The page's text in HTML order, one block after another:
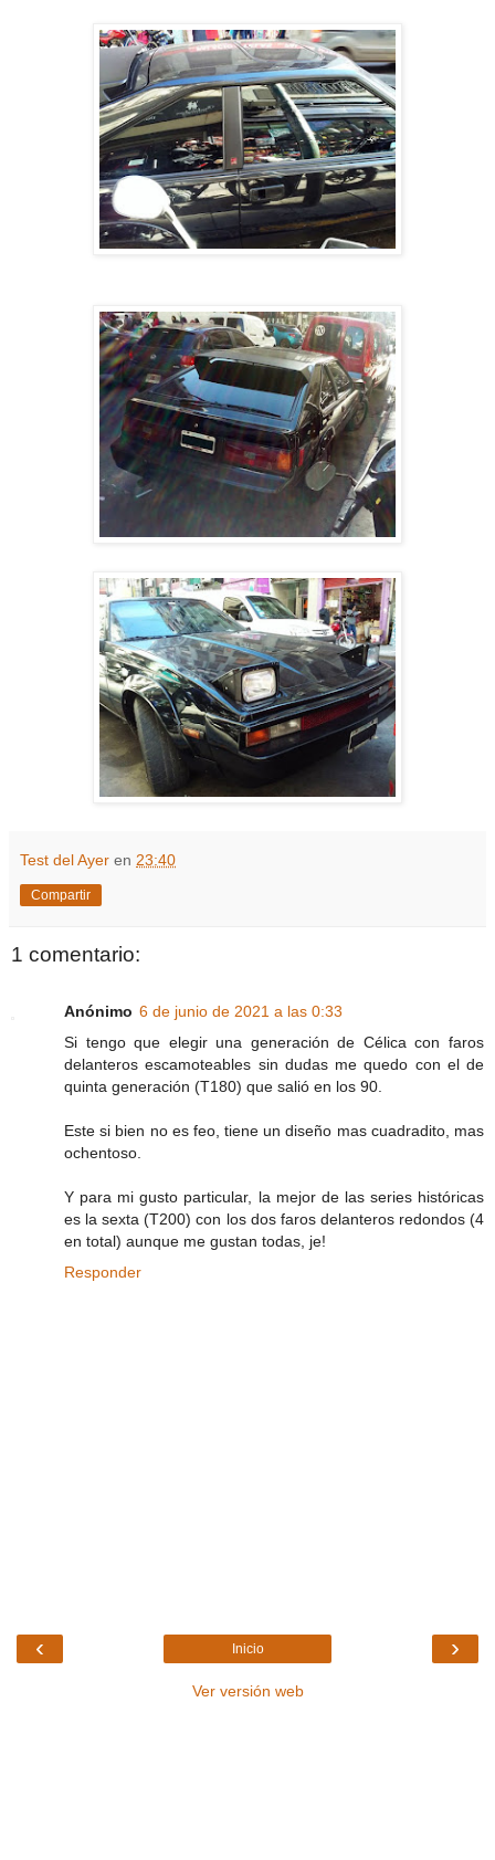
Test del Ayer en 23:40
Compartir
1 comentario:
Anónimo 6 de junio de 2021 a las 0:33
Si tengo que elegir una generación de Célica con faros
delanteros escamoteables sin dudas me quedo con el de
quinta generación (T180) que salió en los 90.
Este si bien no es feo, tiene un diseño mas cuadradito, mas
ochentoso.
Y para mi gusto particular, la mejor de las series históricas
es la sexta (T200) con los dos faros delanteros redondos (4
en total) aunque me gustan todas, je!
Responder
‹ ›
Inicio
Ver versión web